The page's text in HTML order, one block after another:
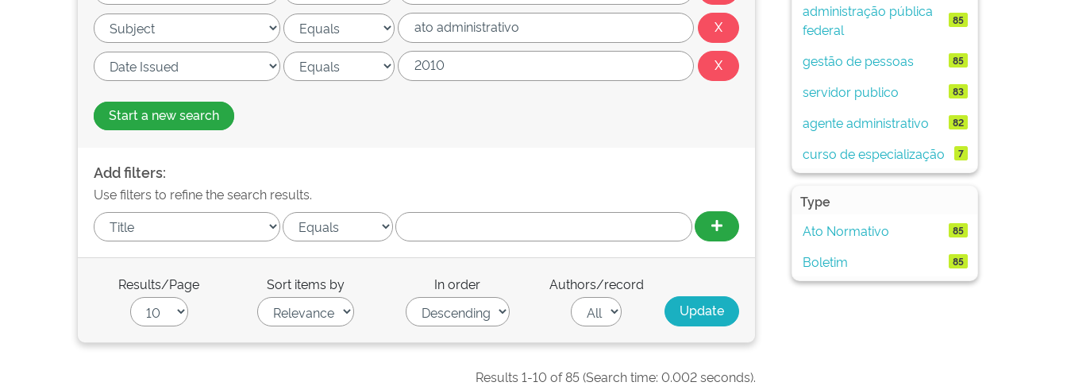
Start a new search
Add filters:
Use filters to refine the search results.
Results/Page Sort items by In order Authors/record
Results 1-10 of 85 (Search time: 0.002 seconds).
administração pública
federal
85
gestão de pessoas 85
servidor publico 83
agente administrativo 82
curso de especialização 7
Type
Ato Normativo
85
Boletim 85